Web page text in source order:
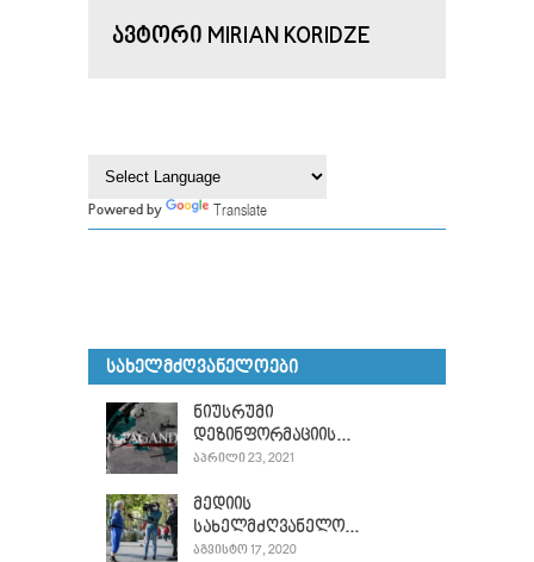
ᲐᲕᲢᲝᲠᲘ MIRIAN KORIDZE
Powered by Translate
ᲡᲐᲮᲔᲚᲛᲫᲦᲕᲐᲜᲔᲚᲝᲔᲑᲘ
ნიუსრუმი
დეზინფორმაციის...
ᲐᲞᲠᲘᲚᲘ 23, 2021
მედიის
სახელმძღვანელო...
ᲐᲒᲕᲘᲡᲢᲝ 17, 2020